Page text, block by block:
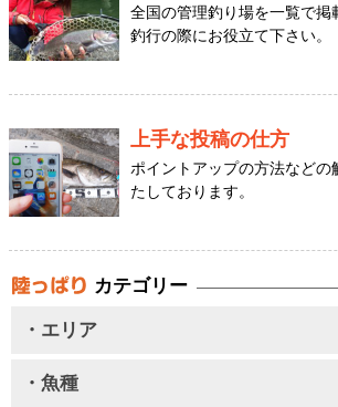
全国の管理釣り場を一覧で掲
釣行の際にお役立て下さい。
上手な投稿の仕方
ポイントアップの方法など
たしております。
カテゴリー
・エリア
・魚種